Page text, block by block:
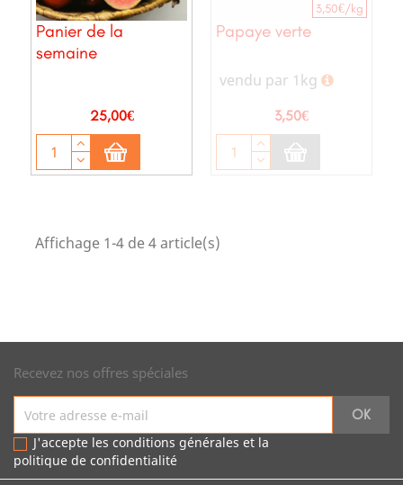
Panier de la
semaine
Prix
25,00€
Papaye verte
3,50€/kg
vendu par 1kg
Prix
3,50€
Affichage 1-4 de 4 article(s)
Recevez nos offres spéciales
J'accepte les conditions générales et la
politique de confidentialité